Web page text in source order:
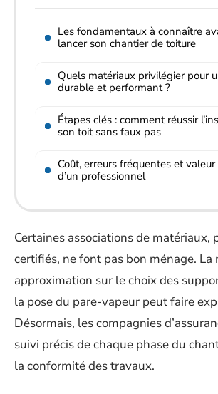
Les fondamentaux à connaître
lancer son chantier de toiture
Quels matériaux privilégier pour
durable et performant ?
Étapes clés : comment réussir
son toit sans faux pas
Coût, erreurs fréquentes et
d’un professionnel
Certaines associations de matériaux,
certifiés, ne font pas bon ménage. La
approximation sur le choix des
la pose du pare-vapeur peut faire
Désormais, les compagnies
suivi précis de chaque phase du
la conformité des travaux.